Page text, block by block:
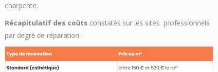
charpente.
Récapitulatif des coûts constatés sur les sites professionnels
par degré de réparation :